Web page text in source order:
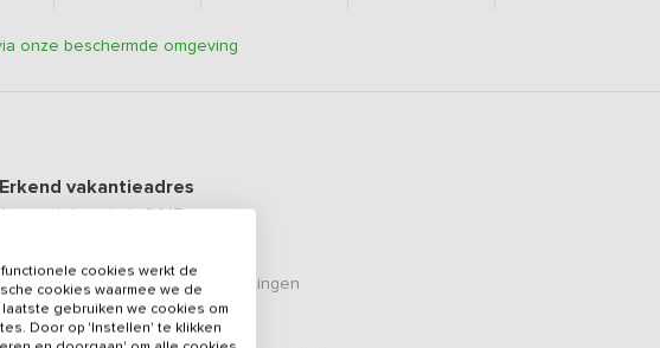
onze beschermde omgeving
Erkend vakantieadres
sinds2015
9.6op basis van88 beoordelingen
& vertrouwd
cookies werkt de
cookies waarmee we de
gebruiken we cookies om
Door op 'Instellen' te klikken